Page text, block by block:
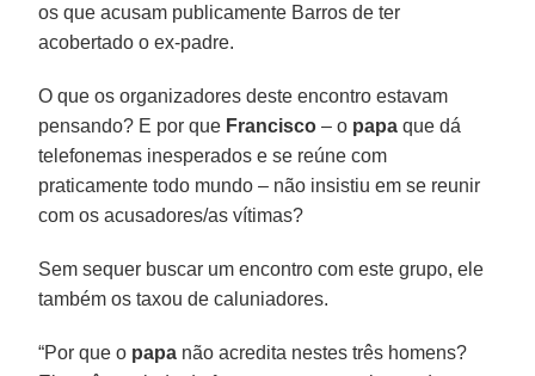
os que acusam publicamente Barros de ter
acobertado o ex-padre.
O que os organizadores deste encontro estavam
pensando? E por que Francisco – o papa que dá
telefonemas inesperados e se reúne com
praticamente todo mundo – não insistiu em se reunir
com os acusadores/as vítimas?
Sem sequer buscar um encontro com este grupo, ele
também os taxou de caluniadores.
“Por que o papa não acredita nestes três homens?